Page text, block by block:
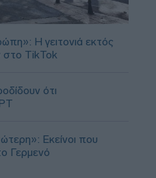
H γειτονιά εκτός
στο TikTok
ότι
Εκείνοι που
Γερμενό